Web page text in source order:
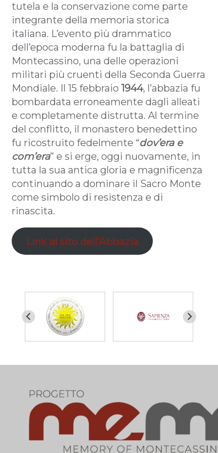
tutela e la conservazione come parte
integrante della memoria storica
italiana. L’evento più drammatico
dell’epoca moderna fu la battaglia di
Montecassino, una delle operazioni
militari più cruenti della Seconda Guerra
Mondiale. Il 15 febbraio 1944, l’abbazia fu
bombardata erroneamente dagli alleati
e completamente distrutta. Al termine
del conflitto, il monastero benedettino
fu ricostruito fedelmente “dov’era e
com’era” e si erge, oggi nuovamente, in
tutta la sua antica gloria e magnificenza
continuando a dominare il Sacro Monte
come simbolo di resistenza e di
rinascita.
Link al sito dell’Abbazia